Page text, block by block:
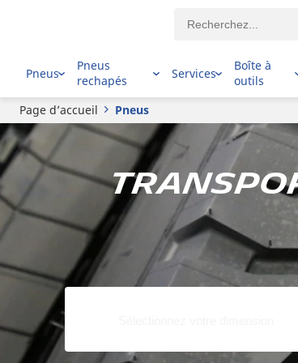
Pneus
Pneus
rechapés
Services
Boîte à
outils
Page d’accueil Pneus